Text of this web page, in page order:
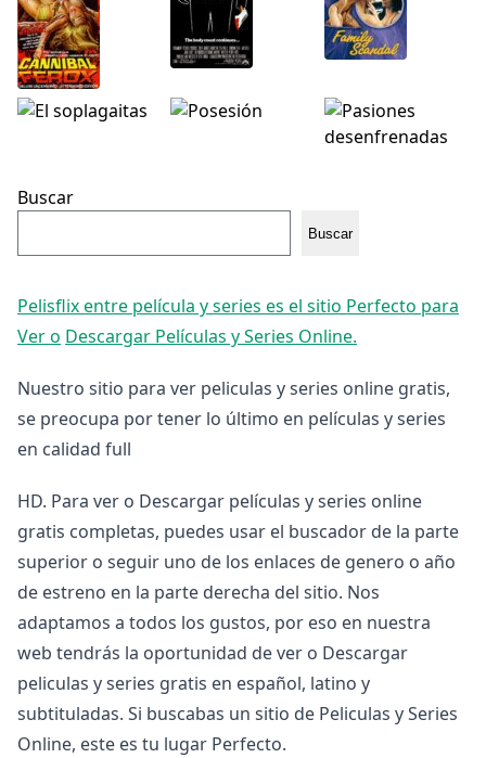
Buscar
Buscar
Pelisflix entre película y series es el sitio Perfecto para
Ver o Descargar Películas y Series Online.
Nuestro sitio para ver peliculas y series online gratis,
se preocupa por tener lo último en películas y series
en calidad full
HD. Para ver o Descargar películas y series online
gratis completas, puedes usar el buscador de la parte
superior o seguir uno de los enlaces de genero o año
de estreno en la parte derecha del sitio. Nos
adaptamos a todos los gustos, por eso en nuestra
web tendrás la oportunidad de ver o Descargar
peliculas y series gratis en español, latino y
subtituladas. Si buscabas un sitio de Peliculas y Series
Online, este es tu lugar Perfecto.